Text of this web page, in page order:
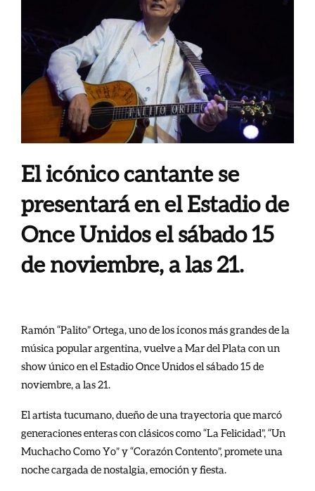
El icónico cantante se
presentará en el Estadio de
Once Unidos el sábado 15
de noviembre, a las 21.
Ramón “Palito” Ortega, uno de los íconos más grandes de la
música popular argentina, vuelve a Mar del Plata con un
show único en el Estadio Once Unidos el sábado 15 de
noviembre, a las 21.
El artista tucumano, dueño de una trayectoria que marcó
generaciones enteras con clásicos como “La Felicidad”, “Un
Muchacho Como Yo” y “Corazón Contento”, promete una
noche cargada de nostalgia, emoción y fiesta.